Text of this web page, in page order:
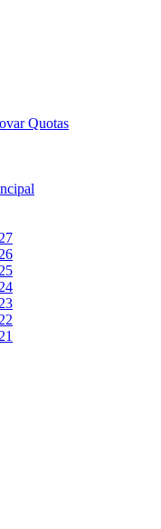
Quotas